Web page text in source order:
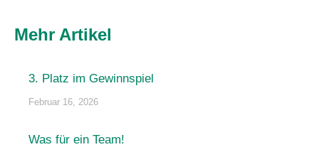
Mehr Artikel
3. Platz im Gewinnspiel
Februar 16, 2026
Was für ein Team!